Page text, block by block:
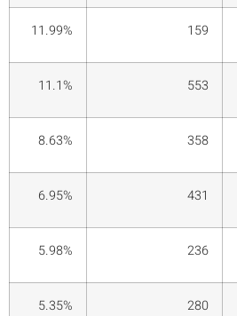
159
11.99%
553
11.1%
358
8.63%
431
6.95%
236
5.98%
280
5.35%